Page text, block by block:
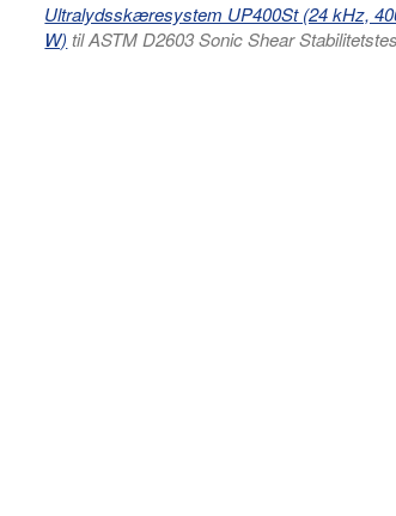
Ultralydsskæresystem UP400St (24 kHz,
W) til ASTM D2603 Sonic Shear